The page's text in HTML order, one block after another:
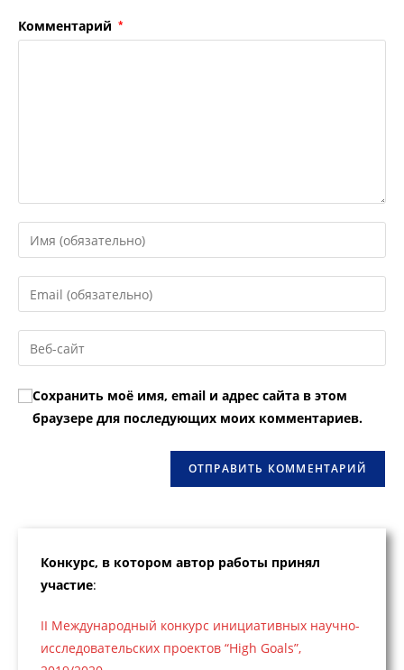
Комментарий *
Введите
свое
имя
или
пользователя,
чтобы
прокомментировать
Введите
свой
email-
адрес,
прокомментировать
Введите
URL
вашего
веб-
сайта
Сохранить моё имя, email и адрес сайта в этом
браузере для последующих моих комментариев.
Конкурс, в котором автор работы принял
участие:
II Международный конкурс инициативных научно-
исследовательских проектов “High Goals”,